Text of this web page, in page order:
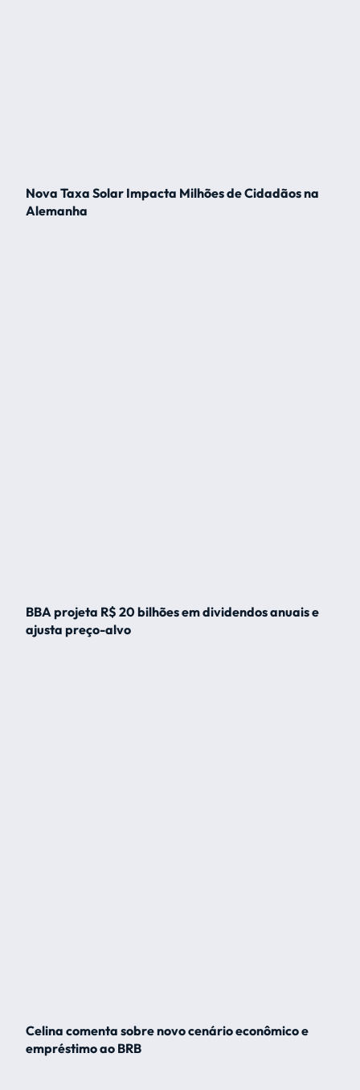
Nova Taxa Solar Impacta Milhões de Cidadãos na
Alemanha
BBA projeta R$ 20 bilhões em dividendos anuais e
ajusta preço-alvo
Celina comenta sobre novo cenário econômico e
empréstimo ao BRB